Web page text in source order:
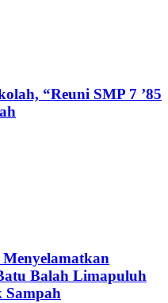
“Reuni SMP 7 ’85
Balah Limapuluh
Sampah